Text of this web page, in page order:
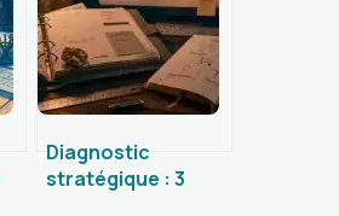
Diagnostic
stratégique : 3